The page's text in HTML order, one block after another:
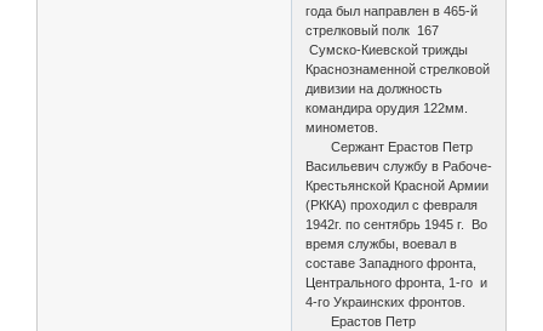
года был направлен в 465-й
стрелковый полк 167
Сумско-Киевской трижды
Краснознаменной стрелковой
дивизии на должность
командира орудия 122мм.
минометов.
Сержант Ерастов Петр
Васильевич службу в Рабоче-
Крестьянской Красной Армии
(РККА) проходил с февраля
1942г. по сентябрь 1945 г. Во
время службы, воевал в
составе Западного фронта,
Центрального фронта, 1-го и
4-го Украинских фронтов.
Ерастов Петр